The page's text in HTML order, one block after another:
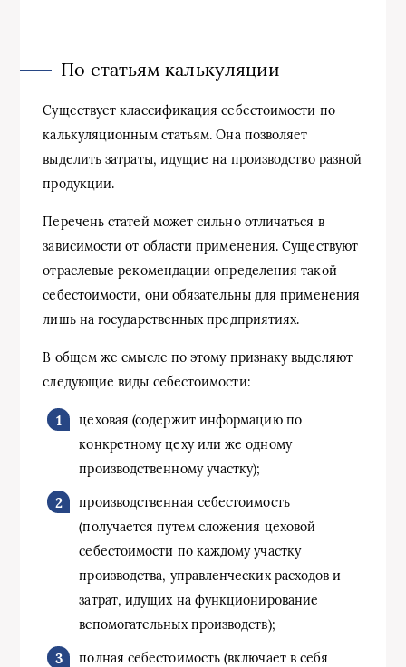
По статьям калькуляции
Существует классификация себестоимости по
калькуляционным статьям. Она позволяет
выделить затраты, идущие на производство разной
продукции.
Перечень статей может сильно отличаться в
зависимости от области применения. Существуют
отраслевые рекомендации определения такой
себестоимости, они обязательны для применения
лишь на государственных предприятиях.
В общем же смысле по этому признаку выделяют
следующие виды себестоимости:
цеховая (содержит информацию по
конкретному цеху или же одному
производственному участку);
производственная себестоимость
(получается путем сложения цеховой
себестоимости по каждому участку
производства, управленческих расходов и
затрат, идущих на функционирование
вспомогательных производств);
полная себестоимость (включает в себя